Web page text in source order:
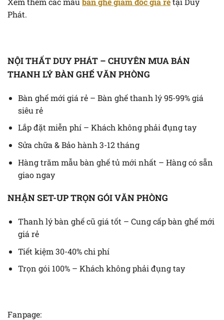
Phát.
NỘI THẤT DUY PHÁT – CHUYÊN MUA BÁN
THANH LÝ BÀN GHẾ VĂN PHÒNG
Bàn ghế mới giá rẻ – Bàn ghế thanh lý 95-99% giá
siêu rẻ
Lắp đặt miễn phí – Khách không phải đụng tay
Sửa chữa & Bảo hành 3-12 tháng
Hàng trăm mẫu bàn ghế tủ mới nhất – Hàng có sẵn
giao ngay
NHẬN SET-UP TRỌN GÓI VĂN PHÒNG
Thanh lý bàn ghế cũ giá tốt – Cung cấp bàn ghế mới
giá rẻ
Tiết kiệm 30-40% chi phí
Trọn gói 100% – Khách không phải đụng tay
Fanpage: